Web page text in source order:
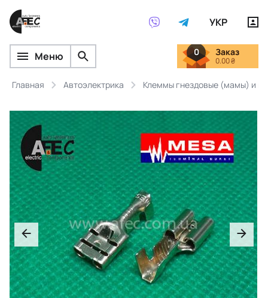
УКР
Меню 0 Заказ
0.00 ₴
Главная Автоэлектрика Клеммы гнездовые (мамы) и